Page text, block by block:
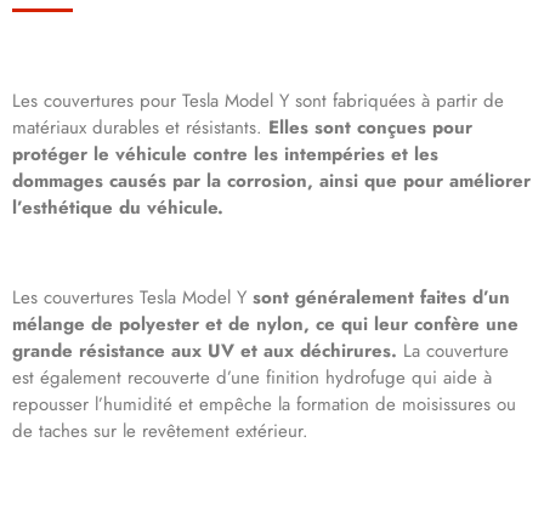
Les couvertures pour Tesla Model Y sont fabriquées à partir de
matériaux durables et résistants. Elles sont conçues pour
protéger le véhicule contre les intempéries et les
dommages causés par la corrosion, ainsi que pour améliorer
l’esthétique du véhicule.
Les couvertures Tesla Model Y sont généralement faites d’un
mélange de polyester et de nylon, ce qui leur confère une
grande résistance aux UV et aux déchirures. La couverture
est également recouverte d’une finition hydrofuge qui aide à
repousser l’humidité et empêche la formation de moisissures ou
de taches sur le revêtement extérieur.